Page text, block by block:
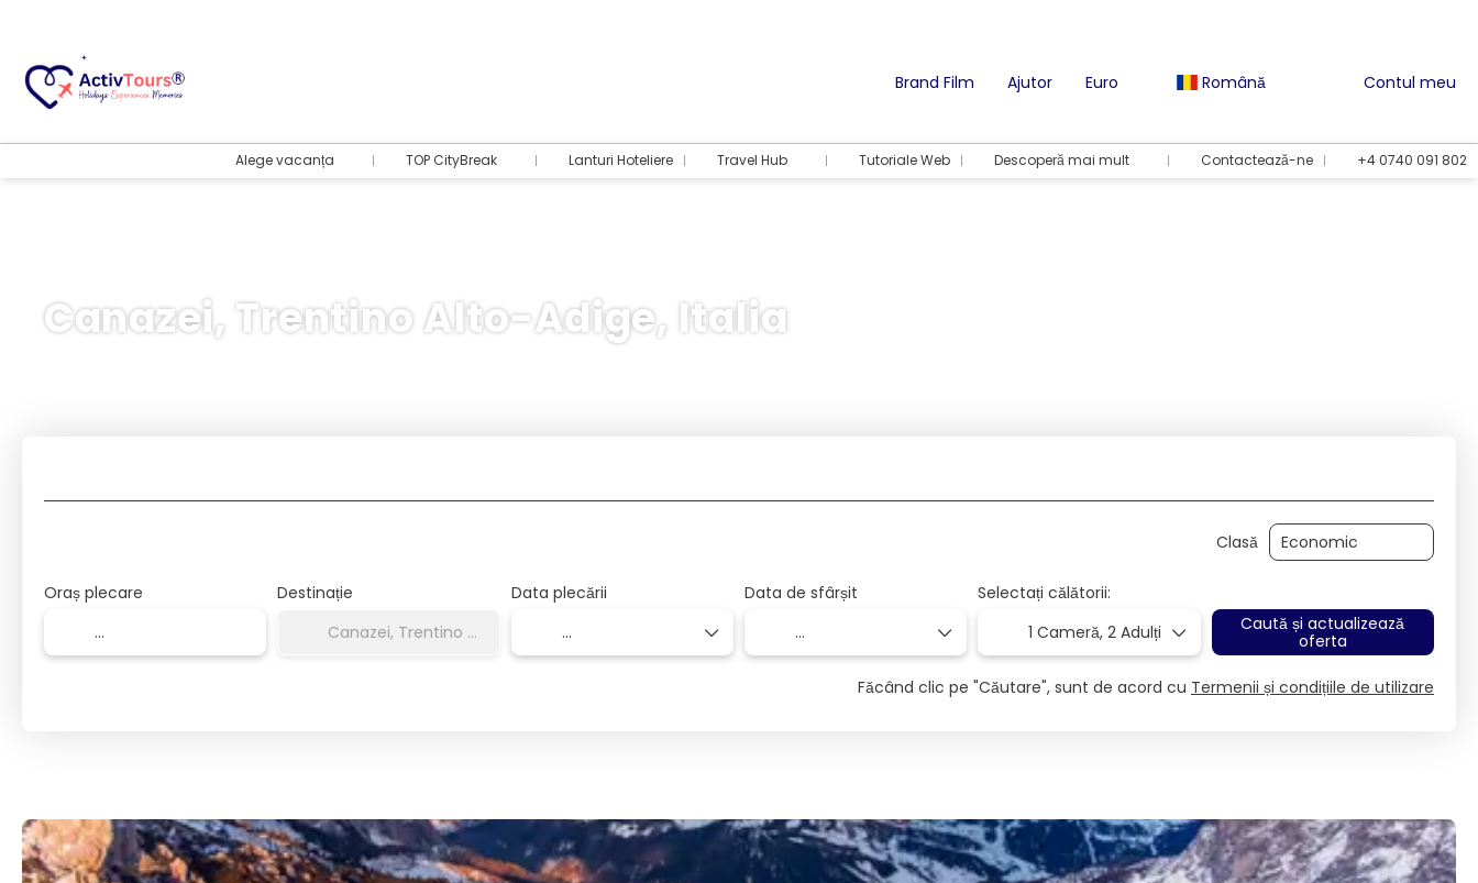
Brand Film Ajutor Euro Română Contul meu
Alege vacanța TOP CityBreak Lanturi Hoteliere Travel Hub Tutoriale Web Descoperă mai mult Contactează-ne +4 0740 091 802
Canazei, Trentino Alto-Adige, Italia
Clasă
Oraș plecare Destinație Data plecării Data de sfârșit
Selectați călătorii:
1 Cameră,2 Adulți
Caută și actualizează
oferta
Făcând clic pe "Căutare", sunt de acord cu Termenii și condițiile de utilizare